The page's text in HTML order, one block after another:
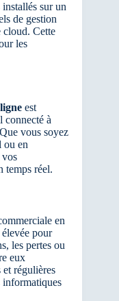
sur un
de gestion
cloud. Cette
les
est
connecté à
vous soyez
ou en
vos
temps réel.
en
pour
les pertes ou
eux
et régulières
informatiques